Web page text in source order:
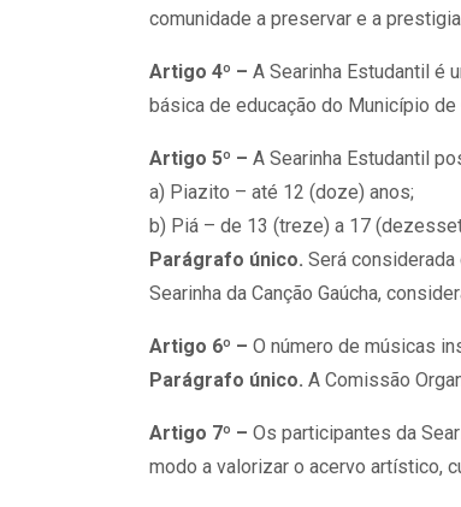
comunidade a preservar e a
Artigo 4º – A Searinha Estudantil é
básica de educação do Município
Artigo 5º – A Searinha Estudantil
a) Piazito – até 12 (doze) anos;
b) Piá – de 13 (treze) a 17
Parágrafo único. Será
Searinha da Canção Gaúcha,
Artigo 6º – O número de músicas
Parágrafo único. A Comissão
Artigo 7º – Os participantes da
modo a valorizar o acervo artístico,